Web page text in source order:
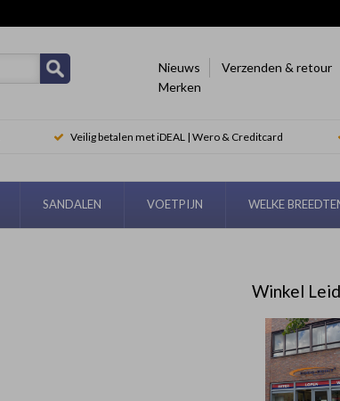
Nieuws
Verzenden & retour
Merken
Veilig betalen met iDEAL | Wero & Creditcard
SANDALEN VOETPIJN WELKE
Winkel